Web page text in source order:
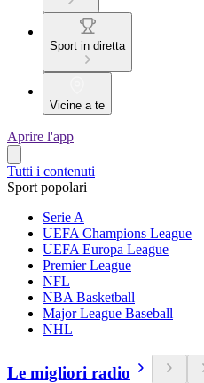
Sport in diretta
Vicine a te
Aprire l'app
Tutti i contenuti
Sport popolari
Serie A
UEFA Champions League
UEFA Europa League
Premier League
NFL
NBA Basketball
Major League Baseball
NHL
Le migliori radio